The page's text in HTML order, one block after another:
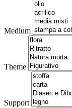
Medium
Theme
Support